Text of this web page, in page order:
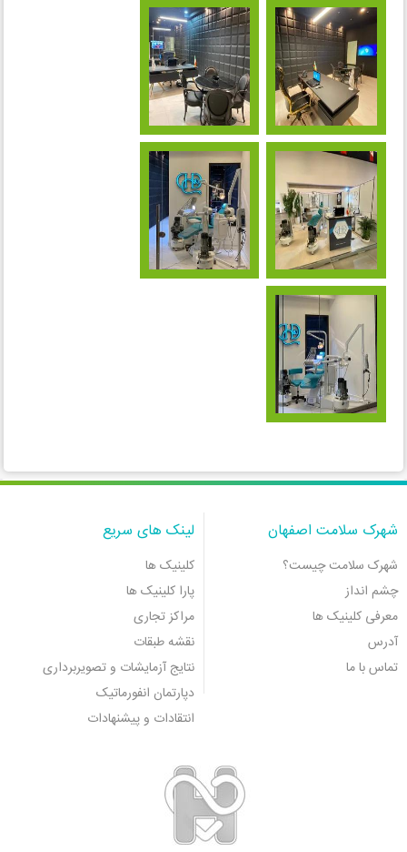
شهرک سلامت اصفهان
شهرک سلامت چیست؟
چشم انداز
معرفی کلینیک ها
آدرس
تماس با ما
لینک های سریع
کلینیک ها
پارا کلینیک ها
مراکز تجاری
نقشه طبقات
نتایج آزمایشات و تصویربرداری
دپارتمان انفورماتیک
انتقادات و پیشنهادات